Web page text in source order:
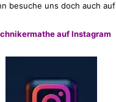
besuche uns doch auch auf
auf Instagram